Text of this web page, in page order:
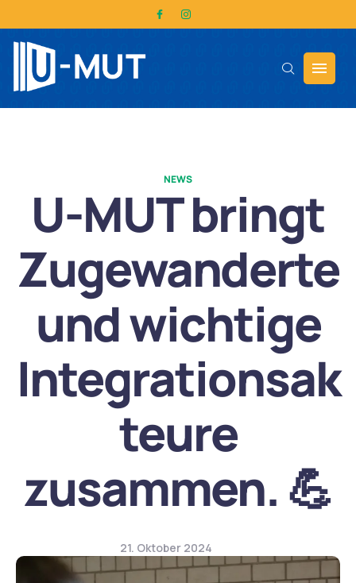
NEWS
U-MUT bringt
Zugewanderte
und wichtige
Integrationsak
teure
zusammen. 💪
21. Oktober 2024